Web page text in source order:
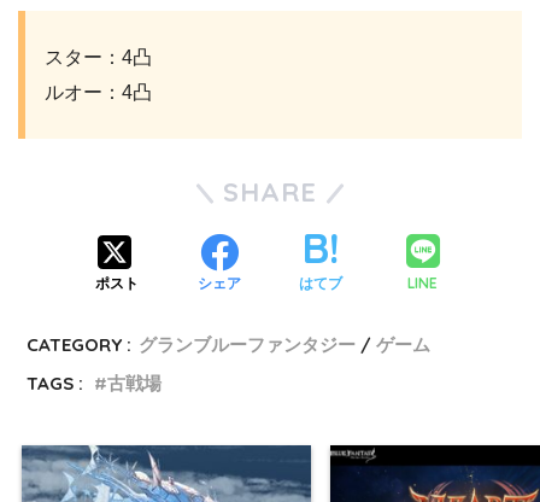
スター：4凸
ルオー：4凸
SHARE
ポスト シェア はてブ LINE
CATEGORY : グランブルーファンタジー
ゲーム
TAGS :
古戦場